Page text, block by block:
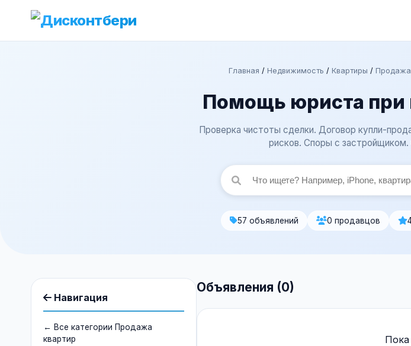
Главная / Недвижимость / Квартиры / Продажа
Помощь юриста при
Проверка чистоты сделки. Договор купли-
рисков. Споры с
57 объявлений 0 продавцов
Навигация
← Все категории Продажа
квартир
Объявления (0)
Пока